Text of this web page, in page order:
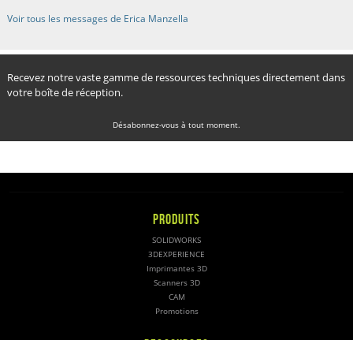
Voir tous les messages de Erica Manzella
Recevez notre vaste gamme de ressources techniques directement dans
votre boîte de réception.
Désabonnez-vous à tout moment.
PRODUITS
SOLIDWORKS
3DEXPERIENCE
Imprimantes 3D
Scanners 3D
CAM
Promotions